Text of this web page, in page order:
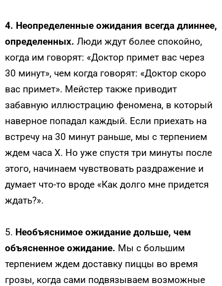
4. Неопределенные ожидания всегда длиннее,
определенных. Люди ждут более спокойно,
когда им говорят: «Доктор примет вас через
30 минут», чем когда говорят: «Доктор скоро
вас примет». Мейстер также приводит
забавную иллюстрацию феномена, в который
наверное попадал каждый. Если приехать на
встречу на 30 минут раньше, мы с терпением
ждем часа Х. Но уже спустя три минуты после
этого, начинаем чувствовать раздражение и
думает что-то вроде «Как долго мне придется
ждать?».
5. Необъяснимое ожидание дольше, чем
объясненное ожидание. Мы с большим
терпением ждем доставку пиццы во время
грозы, когда сами подвязываем возможные